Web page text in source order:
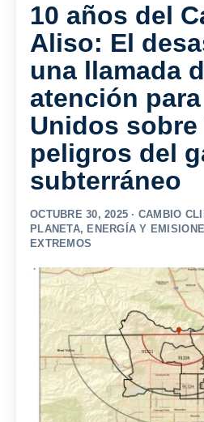
10 años del
Aliso: El
una llamada
atención
Unidos
peligros del
subterráneo
OCTUBRE 30, 2025 · CAMBIO
PLANETA, ENERGÍA Y
EXTREMOS